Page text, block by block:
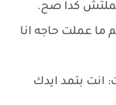
كدا صح.
ما عملت حاجه انا
بتمد ايدك